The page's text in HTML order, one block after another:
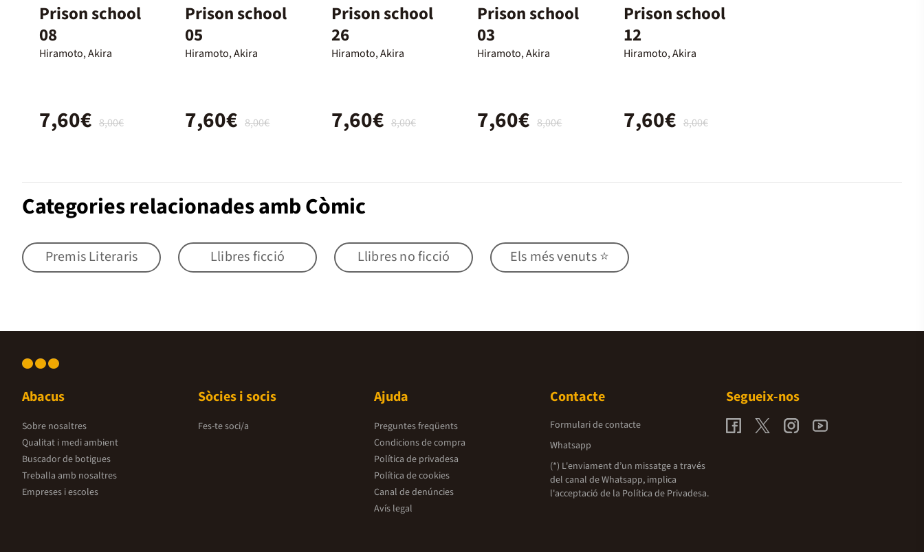
Prison school
08
Hiramoto, Akira
8,00€
7,60€
Prison school
05
Hiramoto, Akira
8,00€
7,60€
Prison school
26
Hiramoto, Akira
8,00€
7,60€
Prison school
03
Hiramoto, Akira
8,00€
7,60€
Prison school
12
Hiramoto, Akira
8,00€
7,60€
Categories relacionades amb Còmic
Premis Literaris Llibres ficció Llibres no ficció Els més venuts ⭐
Abacus
Sobre nosaltres
Qualitat i medi ambient
Buscador de botigues
Treballa amb nosaltres
Empreses i escoles
Sòcies i socis
Fes-te soci/a
Ajuda
Preguntes freqüents
Condicions de compra
Política de privadesa
Política de cookies
Canal de denúncies
Avís legal
Contacte
Formulari de contacte
Whatsapp
(*) L'enviament d’un missatge a través
del canal de Whatsapp, implica
l'acceptació de la Política de Privadesa.
Segueix-nos